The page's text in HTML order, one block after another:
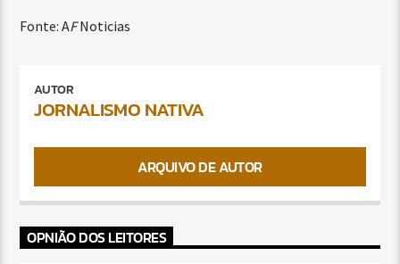
Fonte: AFNoticias
AUTOR
JORNALISMO NATIVA
ARQUIVO DE AUTOR
OPNIÃO DOS LEITORES